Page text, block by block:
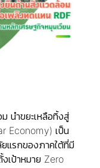
นำขยะเหลือทิ้งสู่
Economy) เป็น
แรกของภาคใต้ที่มี
เป้าหมาย Zero